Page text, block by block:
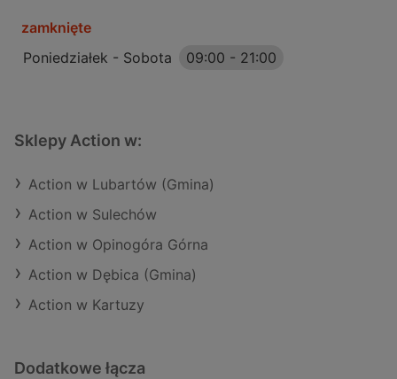
zamknięte
Poniedziałek - Sobota
09:00 - 21:00
Sklepy Action w:
Action w Lubartów (Gmina)
Action w Sulechów
Action w Opinogóra Górna
Action w Dębica (Gmina)
Action w Kartuzy
Dodatkowe łącza